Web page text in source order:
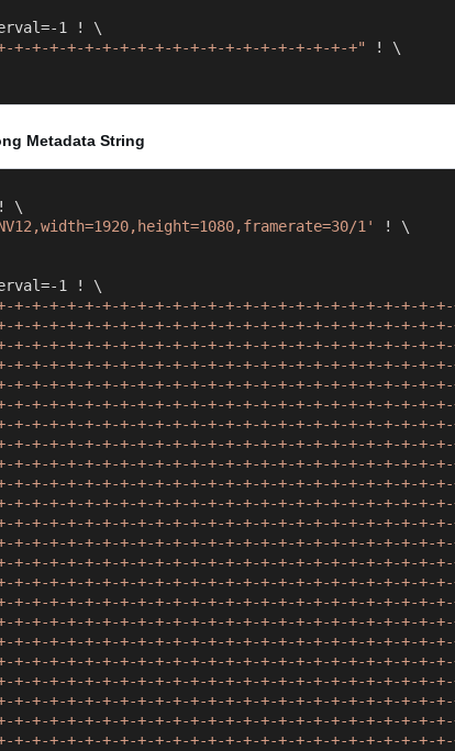
+-+-+-+-+-+-+-+-+-+-+-+-+-+-+-+-+-+-+-+"
! \
Metadata String
1'
! \
+-+-+-+-+-+-+-+-+-+-+-+-+-+-+-+-+-+-+-+-+-+-+-+-
+-+-+-+-+-+-+-+-+-+-+-+-+-+-+-+-+-+-+-+-+-+-+-+-
+-+-+-+-+-+-+-+-+-+-+-+-+-+-+-+-+-+-+-+-+-+-+-+-
+-+-+-+-+-+-+-+-+-+-+-+-+-+-+-+-+-+-+-+-+-+-+-+-
+-+-+-+-+-+-+-+-+-+-+-+-+-+-+-+-+-+-+-+-+-+-+-+-
+-+-+-+-+-+-+-+-+-+-+-+-+-+-+-+-+-+-+-+-+-+-+-+-
+-+-+-+-+-+-+-+-+-+-+-+-+-+-+-+-+-+-+-+-+-+-+-+-
+-+-+-+-+-+-+-+-+-+-+-+-+-+-+-+-+-+-+-+-+-+-+-+-
+-+-+-+-+-+-+-+-+-+-+-+-+-+-+-+-+-+-+-+-+-+-+-+-
+-+-+-+-+-+-+-+-+-+-+-+-+-+-+-+-+-+-+-+-+-+-+-+-
+-+-+-+-+-+-+-+-+-+-+-+-+-+-+-+-+-+-+-+-+-+-+-+-
+-+-+-+-+-+-+-+-+-+-+-+-+-+-+-+-+-+-+-+-+-+-+-+-
+-+-+-+-+-+-+-+-+-+-+-+-+-+-+-+-+-+-+-+-+-+-+-+-
+-+-+-+-+-+-+-+-+-+-+-+-+-+-+-+-+-+-+-+-+-+-+-+-
+-+-+-+-+-+-+-+-+-+-+-+-+-+-+-+-+-+-+-+-+-+-+-+-
+-+-+-+-+-+-+-+-+-+-+-+-+-+-+-+-+-+-+-+-+-+-+-+-
+-+-+-+-+-+-+-+-+-+-+-+-+-+-+-+-+-+-+-+-+-+-+-+-
+-+-+-+-+-+-+-+-+-+-+-+-+-+-+-+-+-+-+-+-+-+-+-+-
+-+-+-+-+-+-+-+-+-+-+-+-+-+-+-+-+-+-+-+-+-+-+-+-
+-+-+-+-+-+-+-+-+-+-+-+-+-+-+-+-+-+-+-+-+-+-+-+-
+-+-+-+-+-+-+-+-+-+-+-+-+-+-+-+-+-+-+-+-+-+-+-+-
+-+-+-+-+-+-+-+-+-+-+-+-+-+-+-+-+-+-+-+-+-+-+-+-
+-+-+-+-+-+-+-+-+-+-+-+-+-+-+-+-+-+-+-+-+-+-+-+-